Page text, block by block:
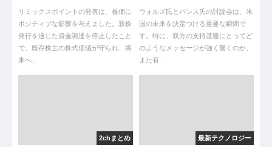
価は反発！ま？
リミックスポイントの発表は、株価に
ポジティブな影響を与えました。新株
発行を通じた資金調達を停止したこと
で、既存株主の株式価値が守られ、将
来へ...
目討論会
ウォルズ氏とバンス氏の討論会は、米
国の未来を決定づける重要な瞬間で
す。特に、双方の支持基盤にとってど
のようなメッセージが強く響くのか、
また有...
2chまとめ 最新テクノロジー